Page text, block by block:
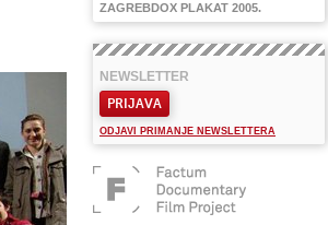
ZAGREBDOX PLAKAT 2005.
NEWSLETTER
PRIJAVA
ODJAVI PRIMANJE NEWSLETTERA